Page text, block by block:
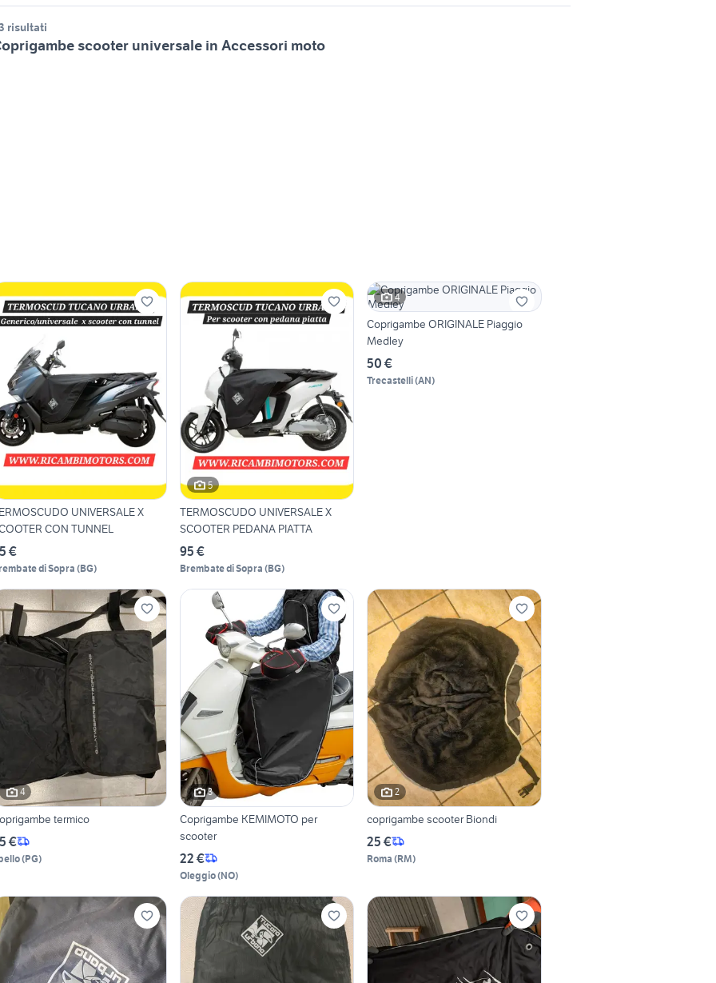
risultati
scooter universale in Accessori moto
UNIVERSALE X
CON TUNNEL
€
di Sopra (BG)
5
TERMOSCUDO UNIVERSALE X
SCOOTER PEDANA PIATTA
95 €
Brembate di Sopra (BG)
4
Coprigambe ORIGINALE Piaggio
Medley
50 €
Trecastelli(AN)
4
termico
€
(PG)
3
Coprigambe KEMIMOTO per
scooter
22 €
Oleggio(NO)
2
coprigambe scooter Biondi
25 €
Roma (RM)